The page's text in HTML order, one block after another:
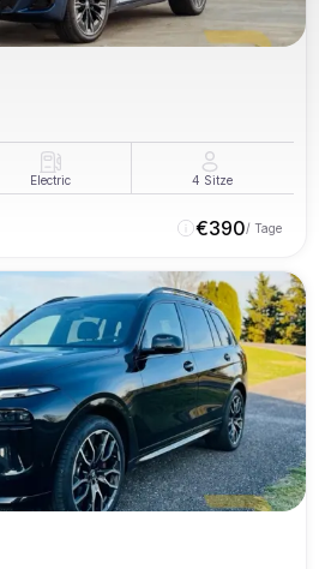
Electric 4 Sitze
€390/ Tage